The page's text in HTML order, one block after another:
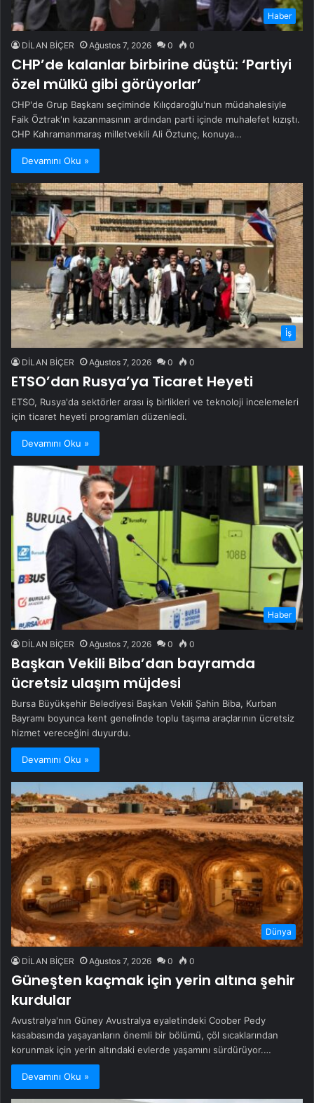
Haber
DİLAN BİÇER Ağustos 7, 2026 0 0
CHP’de kalanlar birbirine düştü: ‘Partiyi
özel mülkü gibi görüyorlar’
CHP'de Grup Başkanı seçiminde Kılıçdaroğlu'nun müdahalesiyle
Faik Öztrak'ın kazanmasının ardından parti içinde muhalefet kızıştı.
CHP Kahramanmaraş milletvekili Ali Öztunç, konuya…
Devamını Oku »
İş
DİLAN BİÇER Ağustos 7, 2026 0 0
ETSO’dan Rusya’ya Ticaret Heyeti
ETSO, Rusya'da sektörler arası iş birlikleri ve teknoloji incelemeleri
için ticaret heyeti programları düzenledi.
Devamını Oku »
Haber
DİLAN BİÇER Ağustos 7, 2026 0 0
Başkan Vekili Biba’dan bayramda
ücretsiz ulaşım müjdesi
Bursa Büyükşehir Belediyesi Başkan Vekili Şahin Biba, Kurban
Bayramı boyunca kent genelinde toplu taşıma araçlarının ücretsiz
hizmet vereceğini duyurdu.
Devamını Oku »
Dünya
DİLAN BİÇER Ağustos 7, 2026 0 0
Güneşten kaçmak için yerin altına şehir
kurdular
Avustralya'nın Güney Avustralya eyaletindeki Coober Pedy
kasabasında yaşayanların önemli bir bölümü, çöl sıcaklarından
korunmak için yerin altındaki evlerde yaşamını sürdürüyor.…
Devamını Oku »